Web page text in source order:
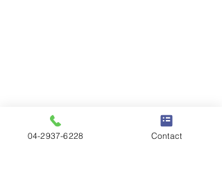
コミルリッチ不動産
04-2937-6228 Contact